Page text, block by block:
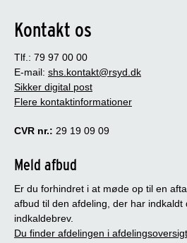
Kontakt os
Tlf.: 79 97 00 00
E-mail: shs.kontakt@rsyd.dk
Sikker digital post
Flere kontaktinformationer
CVR nr.: 29 19 09 09
Meld afbud
Er du forhindret i at møde op til en
afbud til den afdeling, der har indkaldt
indkaldebrev.
Du finder afdelingen i